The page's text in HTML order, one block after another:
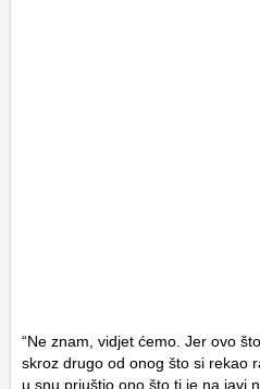
“Ne znam, vidjet ćemo. Jer ovo
skroz drugo od onog što si rekao
u snu priuštio ono što ti je na javi